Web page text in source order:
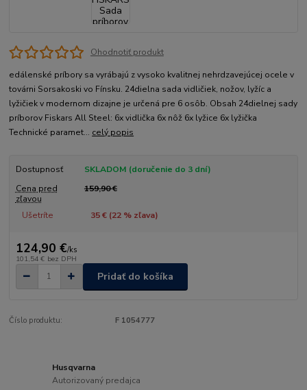
Ohodnotiť produkt
edálenské príbory sa vyrábajú z vysoko kvalitnej nehrdzavejúcej ocele v
továrni Sorsakoski vo Fínsku. 24dielna sada vidličiek, nožov, lyžíc a
lyžičiek v modernom dizajne je určená pre 6 osôb. Obsah 24dielnej sady
príborov Fiskars All Steel: 6x vidlička 6x nôž 6x lyžice 6x lyžička
Technické paramet... celý popis
Dostupnosť
SKLADOM (doručenie do 3 dní)
Cena pred
zľavou
159,90 €
Ušetríte 35 € (22% zľava)
124,90 €/ks
101,54 € bez DPH
Pridať do košíka
Číslo produktu: F 1054777
Husqvarna
Autorizovaný predajca